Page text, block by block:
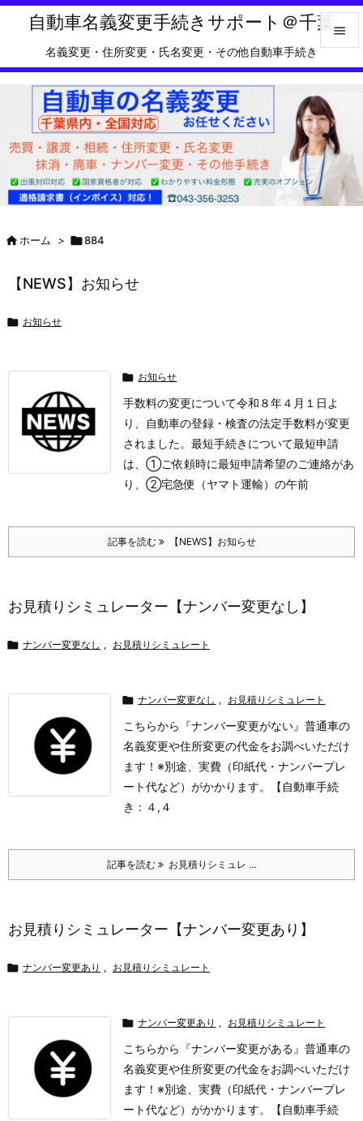
自動車名義変更手続きサポート＠千葉
名義変更・住所変更・氏名変更・その他自動車手続き



サイド


次へ
RSS Feedly
ホーム > 884
【NEWS】お知らせ
 お知らせ
 お知らせ
手数料の変更について令和８年４月１日よ
り、自動車の登録・検査の法定手数料が変更
されました。最短手続きについて最短申請
は、①ご依頼時に最短申請希望のご連絡があ
り、②宅急便（ヤマト運輸）の午前
記事を読む 【NEWS】お知らせ
お見積りシミュレーター【ナンバー変更なし】
 ナンバー変更なし , お見積りシミュレート
 ナンバー変更なし , お見積りシミュレート
こちらから『ナンバー変更がない』普通車の
名義変更や住所変更の代金をお調べいただけ
ます！※別途、実費（印紙代・ナンバープレ
ート代など）がかかります。
【自動車手続
き：４,４
記事を読む お見積りシミュレ ...
お見積りシミュレーター【ナンバー変更あり】
 ナンバー変更あり , お見積りシミュレート
 ナンバー変更あり , お見積りシミュレート
こちらから『ナンバー変更がある』普通車の
名義変更や住所変更の代金をお調べいただけ
ます！※別途、実費（印紙代・ナンバープレ
ート代など）がかかります。
【自動車手続